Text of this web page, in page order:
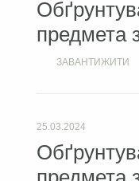
предмета
ЗАВАНТИЖИТИ
25.03.2024